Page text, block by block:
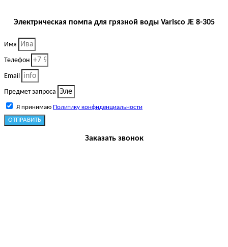
Электрическая помпа для грязной воды Varisco JE 8-305
Имя
Телефон
Email
Предмет запроса
Я принимаю Политику конфиденциальности
ОТПРАВИТЬ
Заказать звонок